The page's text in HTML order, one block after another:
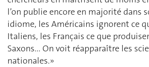
l’on publie encore en majorité dans
idiome, les Américains ignorent ce
Italiens, les Français ce que
Saxons... On voit réapparaître les
nationales.»